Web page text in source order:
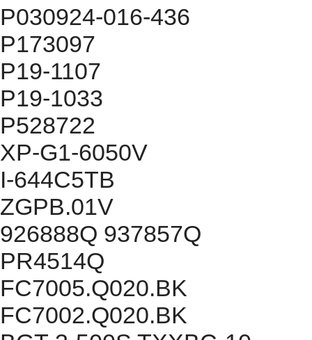
P030924-016-436
P173097
P19-1107
P19-1033
P528722
XP-G1-6050V
I-644C5TB
ZGPB.01V
926888Q 937857Q
PR4514Q
FC7005.Q020.BK
FC7002.Q020.BK